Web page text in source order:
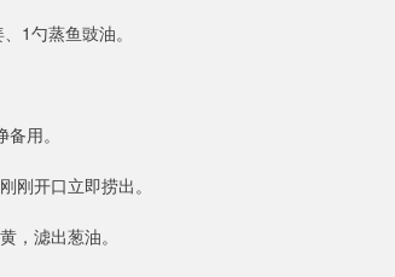
1勺蒸鱼豉油。
用。
刚开口立即捞出。
，滤出葱油。